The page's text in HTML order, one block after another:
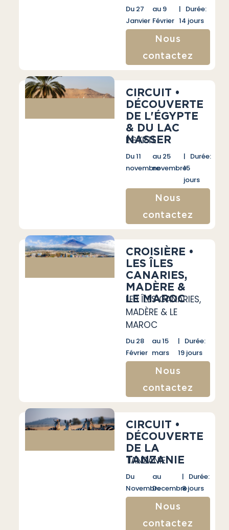
Du 27
Janvier
au 9
Février
| Durée:
14 jours
Nous
contactez
CIRCUIT •
DÉCOUVERTE
DE L'ÉGYPTE
& DU LAC
NASSER
ÉGYPTE
Du 11
novembre
au 25
novembre
| Durée:
15
jours
Nous
contactez
CROISIÈRE •
LES ÎLES
CANARIES,
MADÈRE &
LE MAROC
LES ÎLES CANARIES,
MADÈRE & LE
MAROC
Du 28
Février
au 15
mars
| Durée:
19 jours
Nous
contactez
CIRCUIT •
DÉCOUVERTE
DE LA
TANZANIE
TANZANIE
Du
Novembre
au
Decembre
| Durée:
8 jours
Nous
contactez